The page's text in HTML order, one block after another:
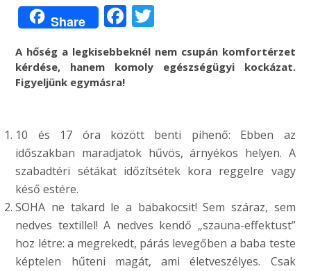
Share Facebook
A hőség a legkisebbeknél nem csupán komfortérzet
kérdése, hanem komoly egészségügyi kockázat.
Figyeljünk egymásra!
10 és 17 óra között benti pihenő: Ebben az
időszakban maradjatok hűvös, árnyékos helyen. A
szabadtéri sétákat időzítsétek kora reggelre vagy
késő estére.
SOHA ne takard le a babakocsit! Sem száraz, sem
nedves textillel! A nedves kendő „szauna-effektust”
hoz létre: a megrekedt, párás levegőben a baba teste
képtelen hűteni magát, ami életveszélyes. Csak